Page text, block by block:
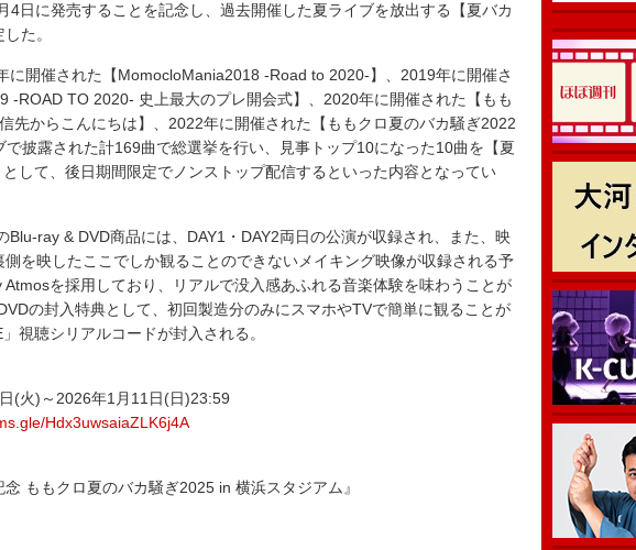
4日に発売することを記念し、過去開催した夏ライブを放出する【夏バカ
た。
開催された【MomocloMania2018 -Road to 2020-】、2019年に開催さ
-ROAD TO 2020- 史上最大のプレ開会式】、2020年に開催された【もも
先からこんにちは】、2022年に開催された【ももクロ夏のバカ騒ぎ2022
披露された計169曲で総選挙を行い、見事トップ10になった10曲を【夏
して、後日期間限定でノンストップ配信するといった内容となってい
ray & DVD商品には、DAY1・DAY2両日の公演が収録され、また、映
を映したここでしか観ることのできないメイキング映像が収録される予
を採用しており、リアルで没入感あふれる音楽体験を味わうことが
の封入特典として、初回製造分のみにスマホやTVで簡単に観ることが
視聴シリアルコードが封入される。
(火)～2026年1月11日(日)23:59
Hdx3uwsaiaZLK6j4A
念 ももクロ夏のバカ騒ぎ2025 in 横浜スタジアム』